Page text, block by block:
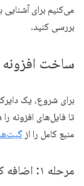
می‌کنیم برای آشنایی
بررسی کنید.
ساخت افزونه
برای شروع، یک
تا فایل‌های افزونه
منبع کامل را از
مرحله ۱: اضافه کردن داده‌ها و آیکون‌های افزونه